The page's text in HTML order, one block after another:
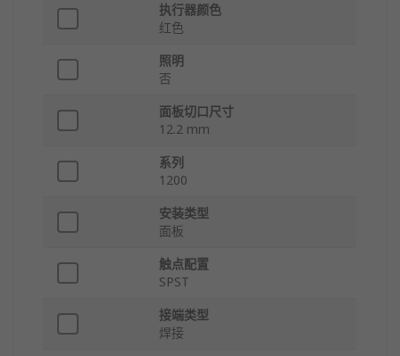
执行器颜色
红色
照明
否
面板切口尺寸
12.2 mm
系列
1200
安装类型
面板
触点配置
SPST
接端类型
焊接